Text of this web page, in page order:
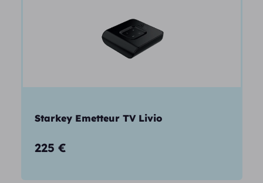
Starkey Emetteur TV Livio
225 €